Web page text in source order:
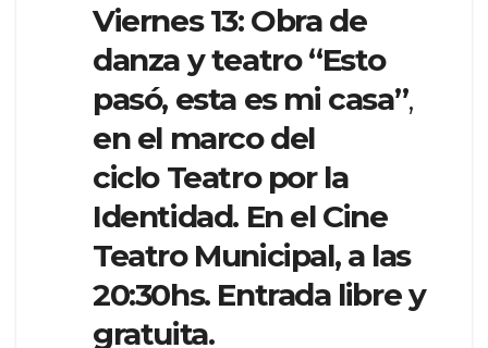
Viernes 13: Obra de
danza y teatro “Esto
pasó, esta es mi casa”,
en el marco del
ciclo Teatro por la
Identidad. En el Cine
Teatro Municipal, a las
20:30hs. Entrada libre y
gratuita.